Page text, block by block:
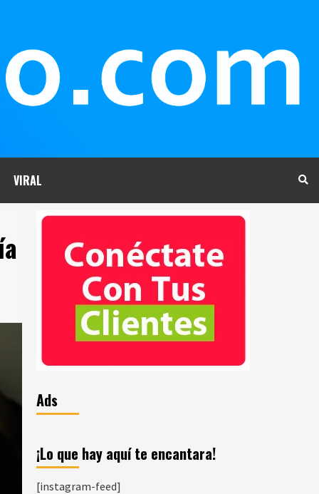
VIRAL
Ads
¡Lo que hay aquí te encantara!
[instagram-feed]